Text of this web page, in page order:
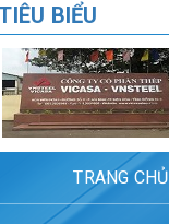
BIỂU
TRANG CHỦ